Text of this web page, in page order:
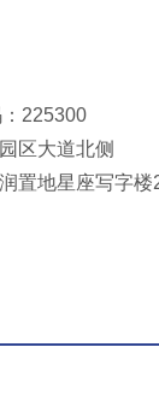
225300
区大道北侧
置地星座写字楼